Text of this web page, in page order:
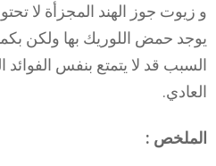
و زيوت جوز الهند المجزأة لا
يوجد حمض اللوريك بها ولكن
السبب قد لا يتمتع بنفس
العادي.
الملخص :